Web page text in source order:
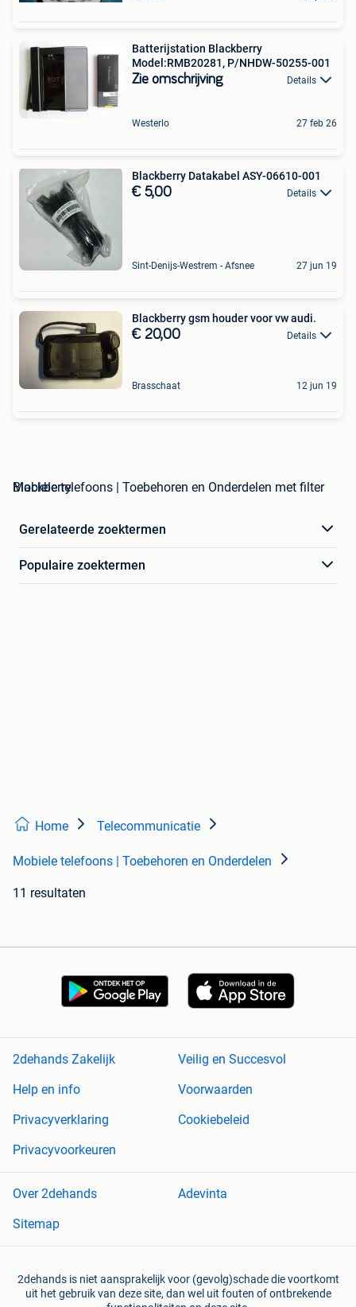
Batterijstation Blackberry
Model:RMB20281, P/NHDW-50255-001
Zie omschrijving Details
Westerlo 27 feb 26
Blackberry Datakabel ASY-06610-001
€ 5,00 Details
Sint-Denijs-Westrem - Afsnee 27 jun 19
Blackberry gsm houder voor vw audi.
€ 20,00 Details
Brasschaat 12 jun 19
Mobiele telefoons | Toebehoren en Onderdelen met filter Blackberry
Gerelateerde zoektermen
Populaire zoektermen
Home Telecommunicatie
Mobiele telefoons | Toebehoren en Onderdelen
11 resultaten
2dehands Zakelijk
Veilig en Succesvol
Help en info
Voorwaarden
Privacyverklaring
Cookiebeleid
Privacyvoorkeuren
Over 2dehands
Adevinta
Sitemap
2dehands is niet aansprakelijk voor (gevolg)schade die voortkomt
uit het gebruik van deze site, dan wel uit fouten of ontbrekende